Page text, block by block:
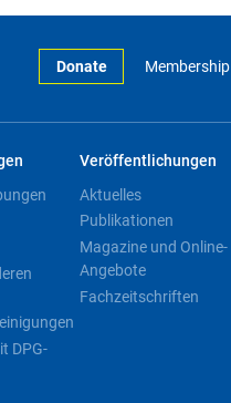
Donate Membership
DPG-
Veröffentlichungen
Aktuelles
Publikationen
Magazine und Online-
Angebote
Fachzeitschriften